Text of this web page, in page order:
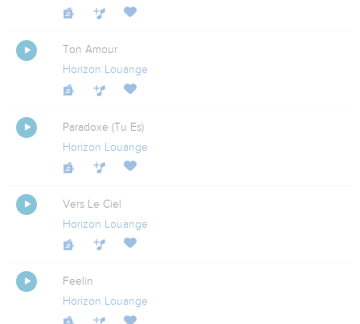
Ton Amour
Horizon Louange
Paradoxe (Tu Es)
Horizon Louange
Vers Le Ciel
Horizon Louange
Feelin
Horizon Louange